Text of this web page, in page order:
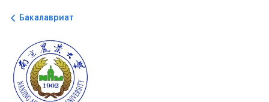
Бакалавриат